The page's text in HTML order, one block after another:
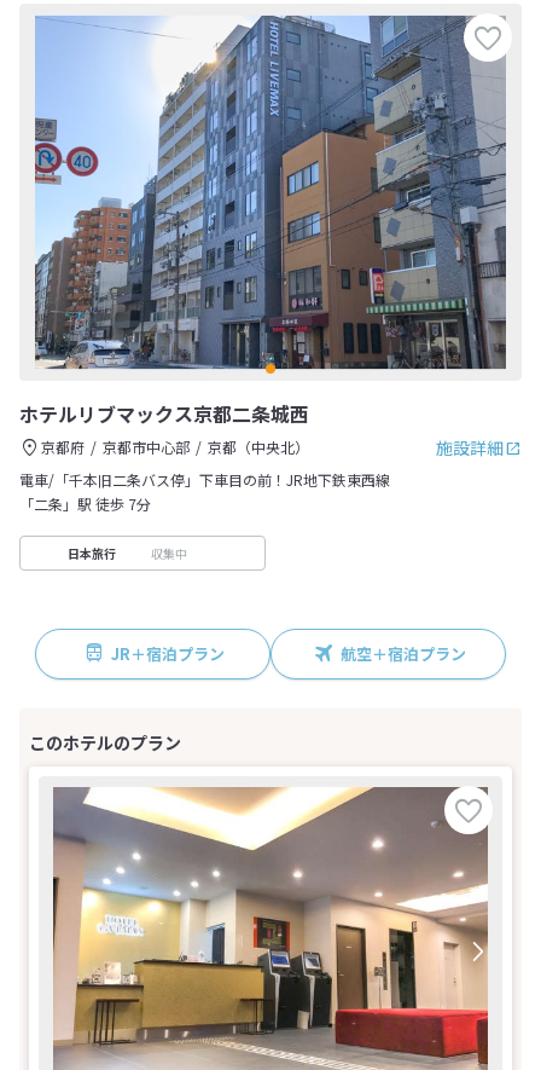
ホテルリブマックス京都二条城西
施設詳細
京都府 京都市中心部
京都（中央北）
電車/「千本旧二条バス停」下車目の前！JR地下鉄東西線
「二条」駅 徒歩 7分
日本旅行 収集中
JR＋宿泊プラン 航空＋宿泊プラン